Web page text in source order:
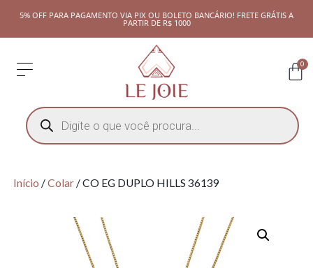
5% OFF PARA PAGAMENTO VIA PIX OU BOLETO BANCÁRIO! FRETE GRÁTIS A
PARTIR DE R$ 1000
0
Início /Colar/ CO EG DUPLO HILLS 36139